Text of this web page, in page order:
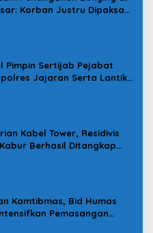
Korban Justru Dipaksa
Pimpin Sertijab Pejabat
Jajaran Serta Lantik
Gowa
Kabel Tower, Residivis
Berhasil Ditangkap
di Jeneponto
Kamtibmas, Bid Humas
Pemasangan
Stiker